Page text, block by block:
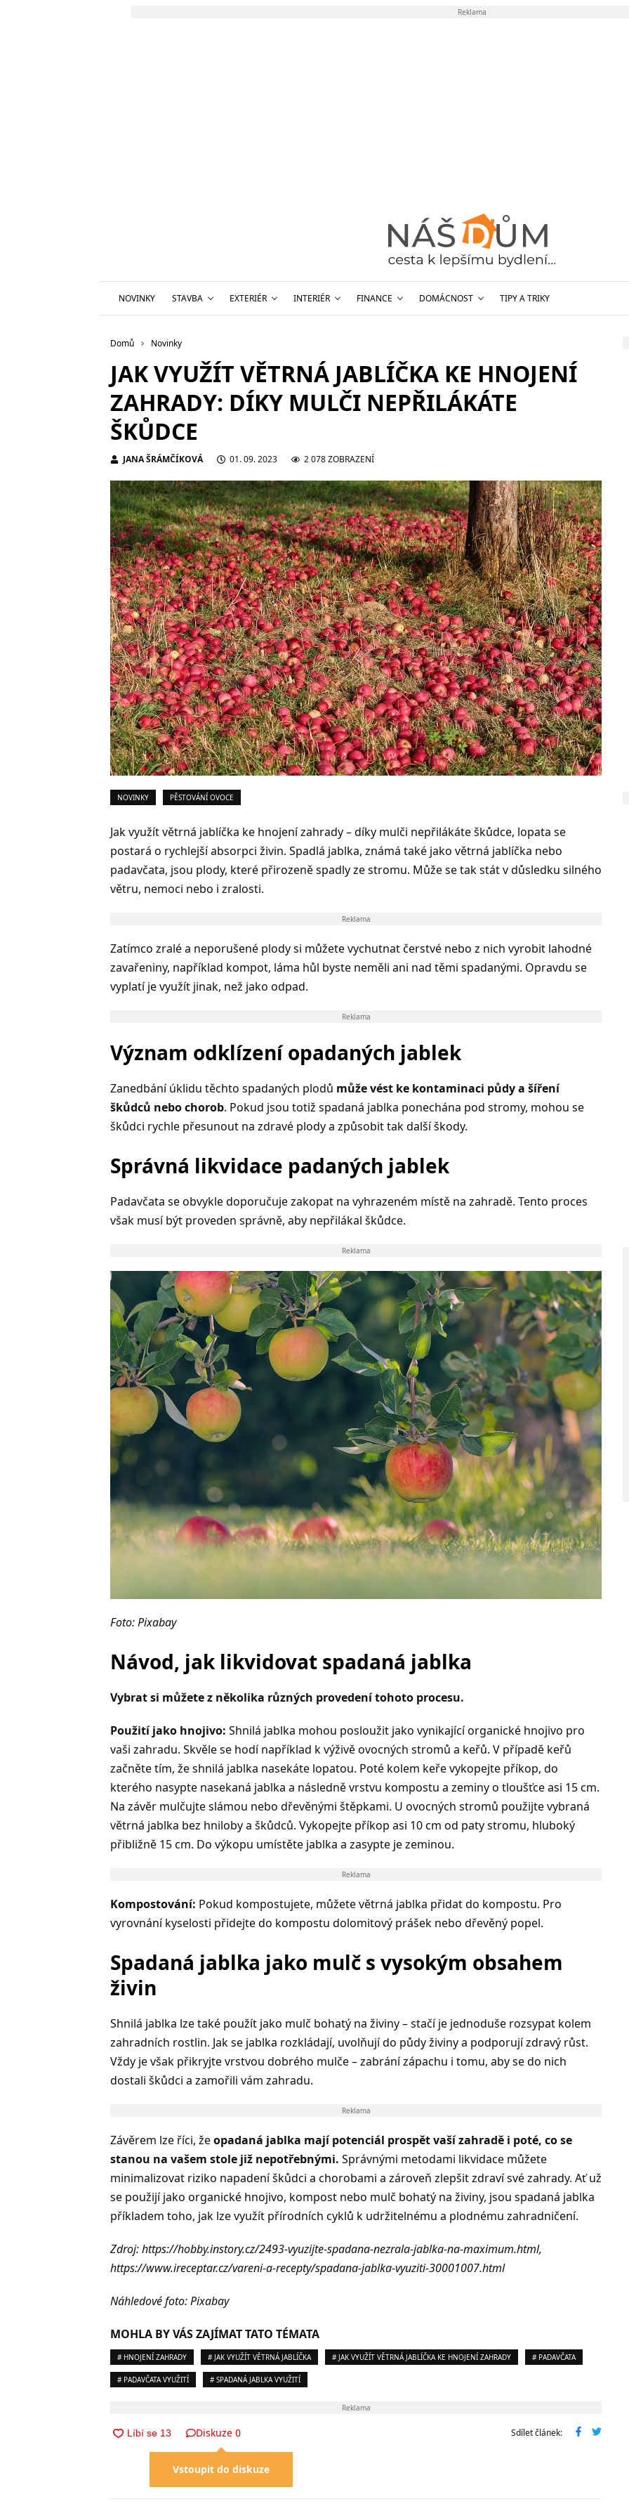
Reklama
NOVINKY STAVBA EXTERIÉR INTERIÉR FINANCE DOMÁCNOST TIPY A TRIKY
Domů Novinky
JAK VYUŽÍT VĚTRNÁ JABLÍČKA KE HNOJENÍ
ZAHRADY: DÍKY MULČI NEPŘILÁKÁTE
ŠKŮDCE
JANA ŠRÁMČÍKOVÁ 01. 09. 2023 2 078 ZOBRAZENÍ
NOVINKY PĚSTOVÁNÍ OVOCE
Jak využít větrná jablíčka ke hnojení zahrady – díky mulči nepřilákáte škůdce, lopata se
postará o rychlejší absorpci živin. Spadlá jablka, známá také jako větrná jablíčka nebo
padavčata, jsou plody, které přirozeně spadly ze stromu. Může se tak stát v důsledku silného
větru, nemoci nebo i zralosti.
Reklama
Zatímco zralé a neporušené plody si můžete vychutnat čerstvé nebo z nich vyrobit lahodné
zavařeniny, například kompot, láma hůl byste neměli ani nad těmi spadanými. Opravdu se
vyplatí je využít jinak, než jako odpad.
Reklama
Význam odklízení opadaných jablek
Zanedbání úklidu těchto spadaných plodů může vést ke kontaminaci půdy a šíření
škůdců nebo chorob. Pokud jsou totiž spadaná jablka ponechána pod stromy, mohou se
škůdci rychle přesunout na zdravé plody a způsobit tak další škody.
Správná likvidace padaných jablek
Padavčata se obvykle doporučuje zakopat na vyhrazeném místě na zahradě. Tento proces
však musí být proveden správně, aby nepřilákal škůdce.
Reklama
Foto: Pixabay
Návod, jak likvidovat spadaná jablka
Vybrat si můžete z několika různých provedení tohoto procesu.
Použití jako hnojivo: Shnilá jablka mohou posloužit jako vynikající organické hnojivo pro
vaši zahradu. Skvěle se hodí například k výživě ovocných stromů a keřů. V případě keřů
začněte tím, že shnilá jablka nasekáte lopatou. Poté kolem keře vykopejte příkop, do
kterého nasypte nasekaná jablka a následně vrstvu kompostu a zeminy o tloušťce asi 15 cm.
Na závěr mulčujte slámou nebo dřevěnými štěpkami. U ovocných stromů použijte vybraná
větrná jablka bez hniloby a škůdců. Vykopejte příkop asi 10 cm od paty stromu, hluboký
přibližně 15 cm. Do výkopu umístěte jablka a zasypte je zeminou.
Reklama
Kompostování: Pokud kompostujete, můžete větrná jablka přidat do kompostu. Pro
vyrovnání kyselosti přidejte do kompostu dolomitový prášek nebo dřevěný popel.
Spadaná jablka jako mulč s vysokým obsahem
živin
Shnilá jablka lze také použít jako mulč bohatý na živiny – stačí je jednoduše rozsypat kolem
zahradních rostlin. Jak se jablka rozkládají, uvolňují do půdy živiny a podporují zdravý růst.
Vždy je však přikryjte vrstvou dobrého mulče – zabrání zápachu i tomu, aby se do nich
dostali škůdci a zamořili vám zahradu.
Reklama
Závěrem lze říci, žeopadaná jablka mají potenciál prospět vaší zahradě i poté, co se
stanou na vašem stole již nepotřebnými. Správnými metodami likvidace můžete
minimalizovat riziko napadení škůdci a chorobami a zároveň zlepšit zdraví své zahrady. Ať už
se použijí jako organické hnojivo, kompost nebo mulč bohatý na živiny, jsou spadaná jablka
příkladem toho, jak lze využít přírodních cyklů k udržitelnému a plodnému zahradničení.
Zdroj: https://hobby.instory.cz/2493-vyuzijte-spadana-nezrala-jablka-na-maximum.html,
https://www.ireceptar.cz/vareni-a-recepty/spadana-jablka-vyuziti-30001007.html
Náhledové foto: Pixabay
MOHLA BY VÁS ZAJÍMAT TATO TÉMATA
# HNOJENÍ ZAHRADY # JAK VYUŽÍT VĚTRNÁ JABLÍČKA # JAK VYUŽÍT VĚTRNÁ JABLÍČKA KE HNOJENÍ ZAHRADY # PADAVČATA
# PADAVČATA VYUŽITÍ # SPADANÁ JABLKA VYUŽITÍ
Reklama
Diskuze 0
Vstoupit do diskuze
Sdílet článek: